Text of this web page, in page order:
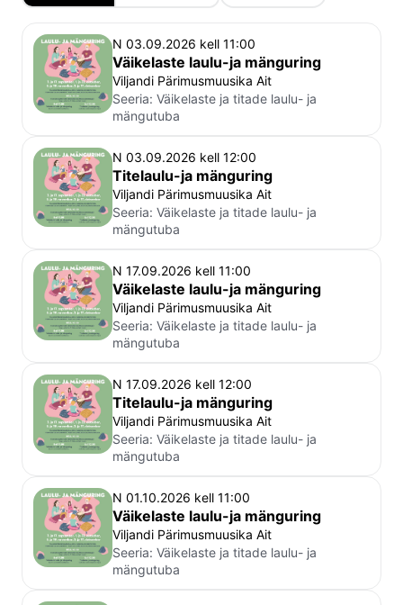
N 03.09.2026 kell 11:00
Väikelaste laulu-ja mänguring
Viljandi Pärimusmuusika Ait
Seeria: Väikelaste ja titade laulu- ja
mängutuba
N 03.09.2026 kell 12:00
Titelaulu-ja mänguring
Viljandi Pärimusmuusika Ait
Seeria: Väikelaste ja titade laulu- ja
mängutuba
N 17.09.2026 kell 11:00
Väikelaste laulu-ja mänguring
Viljandi Pärimusmuusika Ait
Seeria: Väikelaste ja titade laulu- ja
mängutuba
N 17.09.2026 kell 12:00
Titelaulu-ja mänguring
Viljandi Pärimusmuusika Ait
Seeria: Väikelaste ja titade laulu- ja
mängutuba
N 01.10.2026 kell 11:00
Väikelaste laulu-ja mänguring
Viljandi Pärimusmuusika Ait
Seeria: Väikelaste ja titade laulu- ja
mängutuba